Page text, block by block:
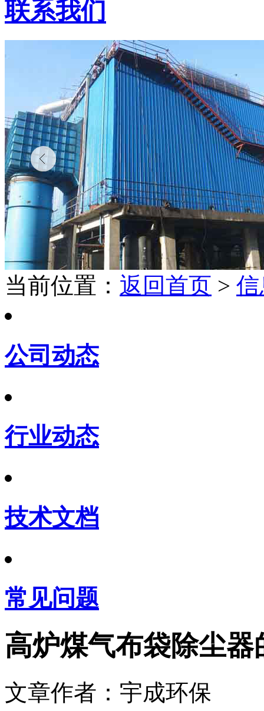
联系我们
当前位置： 返回首页 >
公司动态
行业动态
技术文档
常见问题
高炉煤气布袋除尘
文章作者：宇成环保